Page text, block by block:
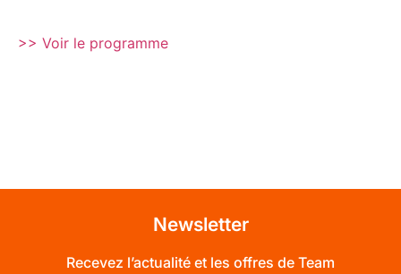
>> Voir le programme
Newsletter
Recevez l’actualité et les offres de Team